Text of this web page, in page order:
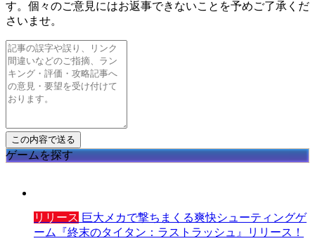
す。個々のご意見にはお返事できないことを予めご了承くだ
さいませ。
ゲームを探す
リリース 巨大メカで撃ちまくる爽快シューティングゲ
ーム『終末のタイタン：ラストラッシュ』リリース！